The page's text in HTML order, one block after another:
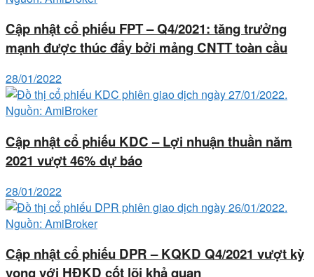
Cập nhật cổ phiếu FPT – Q4/2021: tăng trưởng
mạnh được thúc đẩy bởi mảng CNTT toàn cầu
28/01/2022
Cập nhật cổ phiếu KDC – Lợi nhuận thuần năm
2021 vượt 46% dự báo
28/01/2022
Cập nhật cổ phiếu DPR – KQKD Q4/2021 vượt kỳ
vọng với HĐKD cốt lõi khả quan